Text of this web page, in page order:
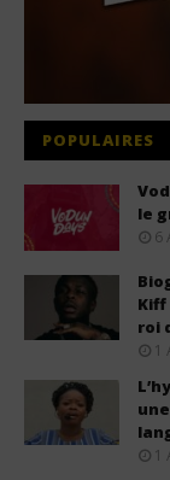
POPULAIRES
le
6
roi
1
1